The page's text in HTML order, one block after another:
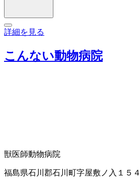
詳細を見る
こんない動物病院
獣医師動物病院
福島県石川郡石川町字屋敷ノ入１５４